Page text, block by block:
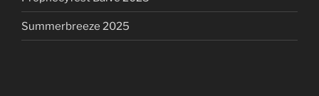
Summerbreeze 2025